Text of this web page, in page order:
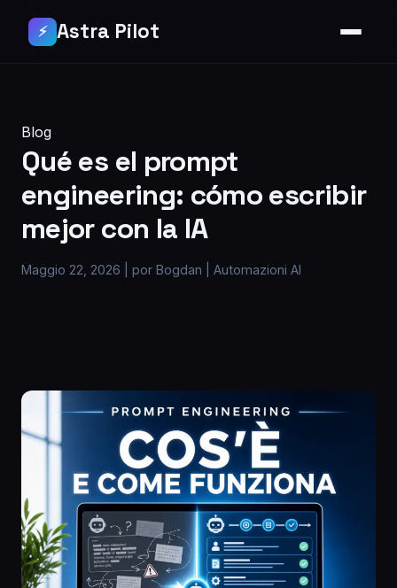
⚡ Astra Pilot
Blog
Qué es el prompt
engineering: cómo escribir
mejor con la IA
Maggio 22, 2026 por Bogdan Automazioni AI